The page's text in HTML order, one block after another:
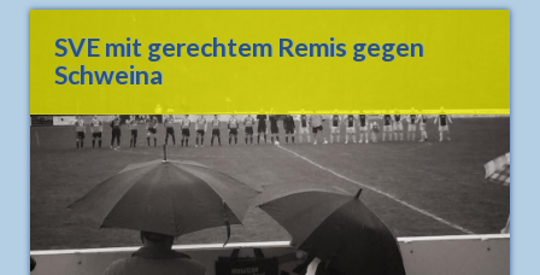
SVE mit gerechtem Remis gegen
Schweina